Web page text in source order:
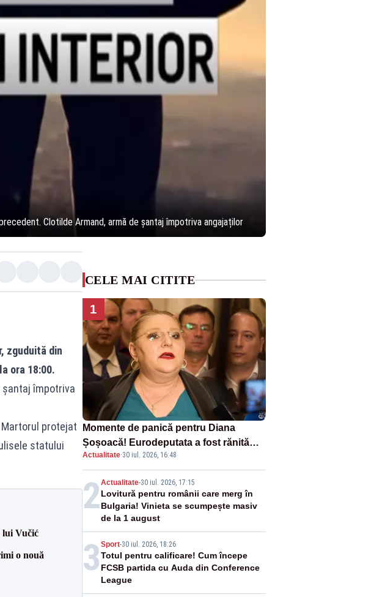
Clotilde Armand, armă de șantaj împotriva angajaților
zguduită din
ora 18:00.
șantaj împotriva
protejat
statului
lui Vučić
o nouă
CELE MAI CITITE
1
Momente de panică pentru Diana
Șoșoacă! Eurodeputata a fost rănită
într-un accident rutier
Actualitate·30 iul. 2026, 16:48
2Actualitate-30 iul. 2026, 17:15
Lovitură pentru românii care merg în
Bulgaria! Vinieta se scumpește masiv
de la 1 august
3 Sport-30 iul. 2026, 18:26
Totul pentru calificare! Cum începe
FCSB partida cu Auda din Conference
League